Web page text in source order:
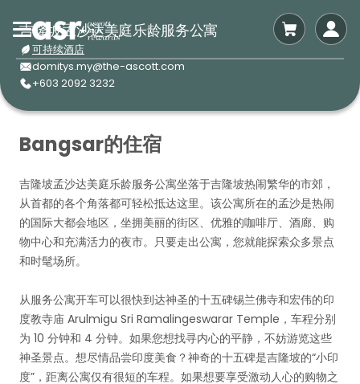
吉隆坡孟沙达美庭乐龄服务公寓
可持续酒店
domitys.my@the-ascott.com
+603 2092 3232
Bangsar的住宿
吉隆坡孟沙达美庭乐龄服务公寓坐落于吉隆坡热闹繁华的市郊，
从首都的各个角落都可轻松抵达这里。该公寓所在的孟沙是热闹
的国际大都会地区，坐拥美丽的街区、优雅的咖啡厅、酒廊、购
物中心和充满活力的夜市。只要走出公寓，您就能探索众多景点
和时髦场所。
从服务公寓开车可以很快到达神圣的十五碑锡兰佛寺和宏伟的印
度教寺庙 Arulmigu Sri Ramalingeswarar Temple，车程分别
为 10 分钟和 4 分钟。如果您想找寻内心的平静，不妨游览这些
神圣景点。想尽情品尝印度美食？神奇的十五碑是吉隆坡的“小印
度”，距离公寓仅有很短的车程。如果想要享受激动人心的购物之